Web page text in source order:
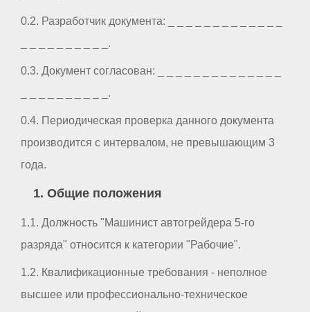
0.2. Разработчик документа: _ _ _ _ _ _ _ _ _ _ _ _ _
_ _ _ _ _ _ _ _ _ _.
0.3. Документ согласован: _ _ _ _ _ _ _ _ _ _ _ _ _ _
_ _ _ _ _ _ _ _ _ _.
0.4. Периодическая проверка данного документа
производится с интервалом, не превышающим 3
года.
1. Общие положения
1.1. Должность "Машинист автогрейдера 5-го
разряда" относится к категории "Рабочие".
1.2. Квалификационные требования - неполное
высшее или профессионально-техническое